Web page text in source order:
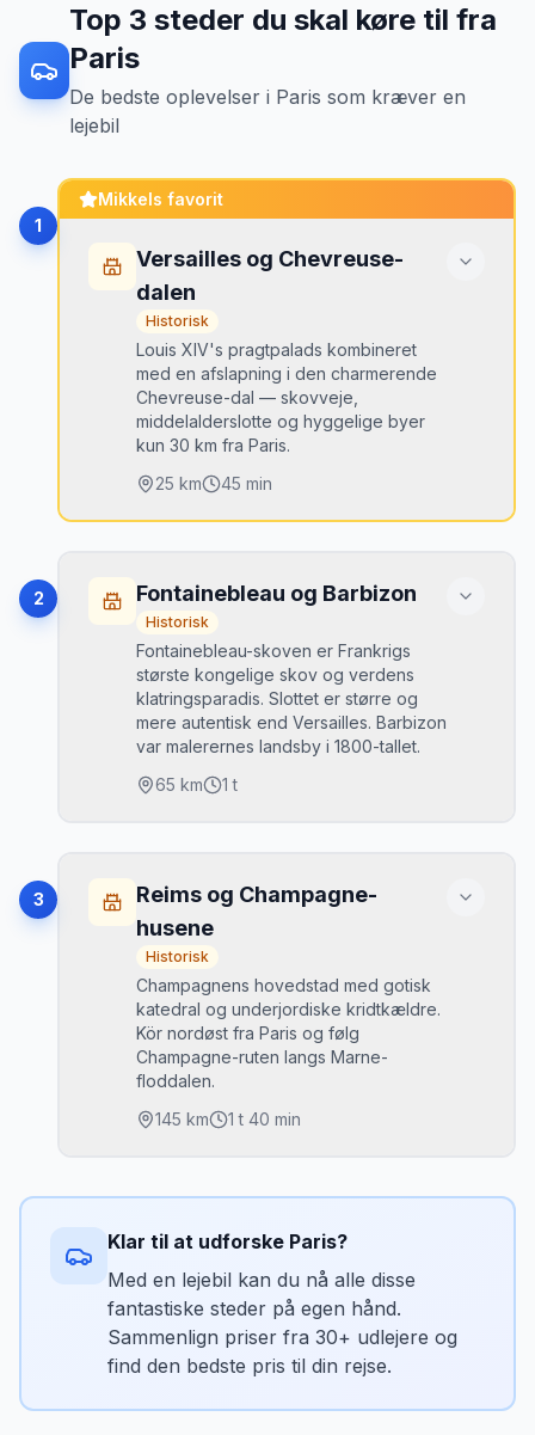
Top 3 steder du skal køre til fra
Paris
De bedste oplevelseri Paris som kræver en
lejebil
1
Mikkels favorit
Versailles og Chevreuse-
dalen
Historisk
Louis XIV's pragtpalads kombineret
med en afslapning i den charmerende
Chevreuse-dal — skovveje,
middelalderslotte og hyggelige byer
kun 30 km fra Paris.
25 km 45 min
• Versailles slotshave (17 km gange)
Trianon-paladserne (langt mindre turistet)
Chevreuse middelalderby
Abbaye de Port-Royal des Champs
(historisk ruinkloster)
Bedste tidspunkt
Tidlig morgen. Maj–juni for havernes
Versailles: Cour d'Honneur-parkering direkte
ved slottet. Betalt men nem.
Mikkels tip
Kør til Versailles tidligt og parkér i Cour
d'Honneur-parkeringen. Undgå at køre til
Versailles centrum om søndagen —
kaotisk.
2 Fontainebleau og Barbizon
Historisk
Fontainebleau-skoven er Frankrigs
største kongelige skov og verdens
klatringsparadis. Slottet er større og
mere autentisk end Versailles. Barbizon
var malerernes landsby i 1800-tallet.
65 km 1 t
• Château de Fontainebleau (Napoleon I's
yndlingspalads)
Fontainebleau-skoven: klatring på
sandstensblokke
Barbizon-landsby med Millet og Rousseaus
atelierer
Gorges de Franchard vandreture
Bedste tidspunkt
Efterår: kastanjerne og de gyldne farver er
Parkering
Skoven: mange gratis skovparkeringspladser.
Mikkels tip
Kør ikke motorvejen — tag N7 (den gamle
kongelige vej) sydpå for at se skovvejen.
3
Reims og Champagne-
husene
Historisk
Champagnens hovedstad med gotisk
katedral og underjordiske kridtkældre.
Kör nordøst fra Paris og følg
Champagne-ruten langs Marne-
floddalen.
145 km 1 t 40 min
smukkere end Paris)
•Moët & Chandon, Veuve Clicquot og
Taittinger-kældre
• Épernay: Avenue de Champagne med alle
store huse
Udsigt over Marne-dalens vinhaver
Klar til at udforske Paris?
Med en lejebil kan du nå alle disse
fantastiske steder på egen hånd.
Sammenlign priser fra 30+ udlejere og
find den bedste pris til din rejse.